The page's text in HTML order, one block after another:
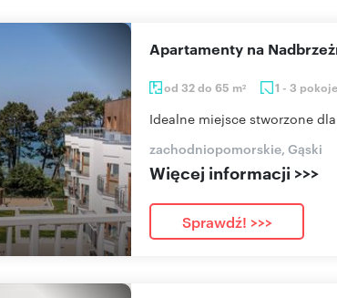
od 32 do 65 m2 1 - 3 pokoje
Apartamenty na
Idealne miejsce stworzone
zachodniopomorskie, Gąski
Więcej informacji >>>
Sprawdź! >>>